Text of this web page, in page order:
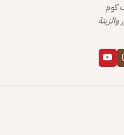
كوم